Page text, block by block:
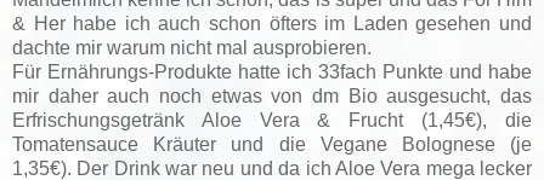
& Her habe ich auch schon öfters im Laden gesehen und
dachte mir warum nicht mal ausprobieren.
Für Ernährungs-Produkte hatte ich 33fach Punkte und habe
mir daher auch noch etwas von dm Bio ausgesucht, das
Erfrischungsgetränk Aloe Vera & Frucht (1,45€), die
Tomatensauce Kräuter und die Vegane Bolognese (je
1,35€). Der Drink war neu und da ich Aloe Vera mega lecker